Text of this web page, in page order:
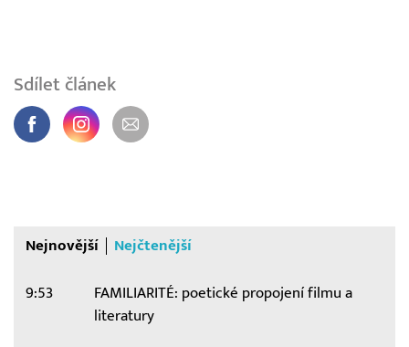
Sdílet článek
Nejnovější Nejčtenější
9:53
FAMILIARITÉ: poetické propojení filmu a
literatury